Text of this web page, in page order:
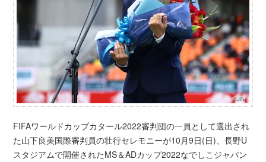
FIFAワールドカップカタール2022審判団の一員として選出され
た山下良美国際審判員の壮行セレモニーが10月9日(日)、長野U
スタジアムで開催されたMS＆ADカップ2022なでしこジャパン